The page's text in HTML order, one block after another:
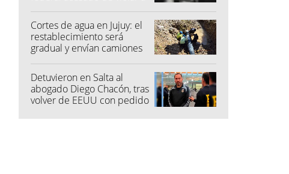
Cortes de agua en Jujuy: el
restablecimiento será
gradual y envían camiones
Detuvieron en Salta al
abogado Diego Chacón, tras
volver de EEUU con pedido